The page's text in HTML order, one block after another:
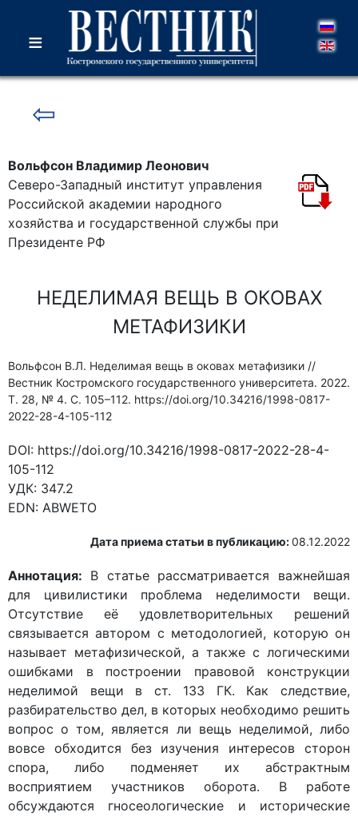
≡
⇦
Вольфсон Владимир Леонович
Северо-Западный институт управления
Российской академии народного
хозяйства и государственной службы при
Президенте РФ
НЕДЕЛИМАЯ ВЕЩЬ В ОКОВАХ
МЕТАФИЗИКИ
Вольфсон В.Л. Неделимая вещь в оковах метафизики //
Вестник Костромского государственного университета. 2022.
Т. 28, № 4. С. 105–112. https://doi.org/10.34216/1998-0817-
2022-28-4-105-112
DOI: https://doi.org/10.34216/1998-0817-2022-28-4-
105-112
УДК: 347.2
EDN: ABWETO
Дата приема статьи в публикацию:08.12.2022
Аннотация: В статье рассматривается важнейшая
для цивилистики проблема неделимости вещи.
Отсутствие её удовлетворительных решений
связывается автором с методологией, которую он
называет метафизической, а также с логическими
ошибками в построении правовой конструкции
неделимой вещи в ст. 133 ГК. Как следствие,
разбирательство дел, в которых необходимо решить
вопрос о том, является ли вещь неделимой, либо
вовсе обходится без изучения интересов сторон
спора, либо подменяет их абстрактным
восприятием участников оборота. В работе
обсуждаются гносеологические и исторические